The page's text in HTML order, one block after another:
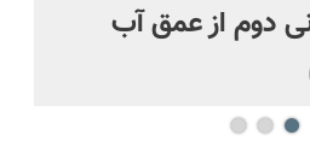
دوم از عمق آب